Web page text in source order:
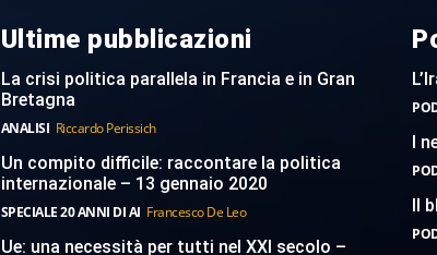
Ultime pubblicazioni
La crisi politica parallela in Francia e in Gran
Bretagna
ANALISI Riccardo Perissich
Un compito difficile: raccontare la politica
internazionale – 13 gennaio 2020
SPECIALE 20 ANNI DI AI Francesco De Leo
Ue: una necessità per tutti nel XXI secolo –
I
Il